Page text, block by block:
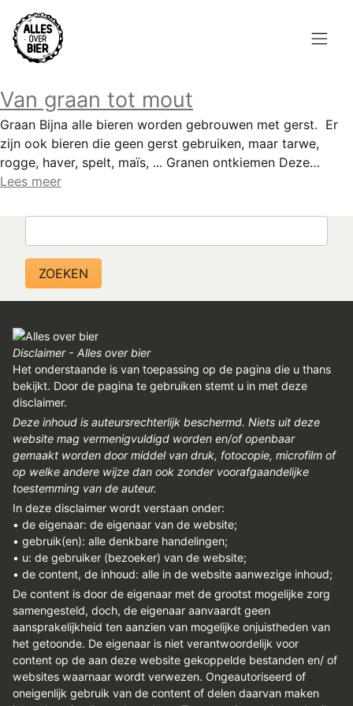
Overslaan
en
naar
gaan
Topmenu
REGISTREREN
ADVERTEREN
MELDPUNT
PERS/PUBLICATIES
FACEBOOK
LINKS
Hoofdnavigatie
HOME
BROUWEN
BLOG
AGENDA
Van graan tot mout
Graan Bijna alle bieren worden gebrouwen met gerst. Er
zijn ook bieren die geen gerst gebruiken, maar tarwe,
rogge, haver, spelt, maïs, ... Granen ontkiemen Deze…
Lees meer
Disclaimer - Alles over bier
Het onderstaande is van toepassing op de pagina die u thans
bekijkt. Door de pagina te gebruiken stemt u in met deze
disclaimer.
Deze inhoud is auteursrechterlijk beschermd. Niets uit deze
website mag vermenigvuldigd worden en/of openbaar
gemaakt worden door middel van druk, fotocopie, microfilm of
op welke andere wijze dan ook zonder voorafgaandelijke
toestemming van de auteur.
In deze disclaimer wordt verstaan onder:
• de eigenaar: de eigenaar van de website;
• gebruik(en): alle denkbare handelingen;
• u: de gebruiker (bezoeker) van de website;
• de content, de inhoud: alle in de website aanwezige inhoud;
De content is door de eigenaar met de grootst mogelijke zorg
samengesteld, doch, de eigenaar aanvaardt geen
aansprakelijkheid ten aanzien van mogelijke onjuistheden van
het getoonde. De eigenaar is niet verantwoordelijk voor
content op de aan deze website gekoppelde bestanden en/ of
websites waarnaar wordt verwezen. Ongeautoriseerd of
oneigenlijk gebruik van de content of delen daarvan maken